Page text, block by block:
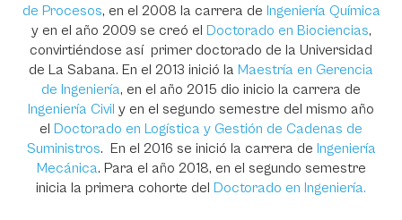
de Procesos, en el 2008 la carrera de Ingeniería Química
y en el año 2009 se creó el Doctorado en Biociencias,
convirtiéndose así primer doctorado de la Universidad
de La Sabana. En el 2013 inició la Maestría en Gerencia
de Ingeniería, en el año 2015 dio inicio la carrera de
Ingeniería Civil y en el segundo semestre del mismo año
el Doctorado en Logística y Gestión de Cadenas de
Suministros. En el 2016 se inició la carrera de Ingeniería
Mecánica. Para el año 2018, en el segundo semestre
inicia la primera cohorte del Doctorado en Ingeniería.